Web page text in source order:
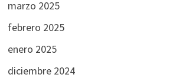
marzo 2025
febrero 2025
enero 2025
diciembre 2024